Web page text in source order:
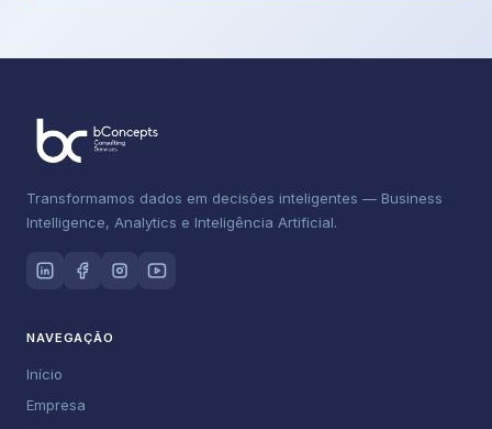
Transformamos dados em decisões inteligentes — Business
Intelligence, Analytics e Inteligência Artificial.
NAVEGAÇÃO
Início
Empresa